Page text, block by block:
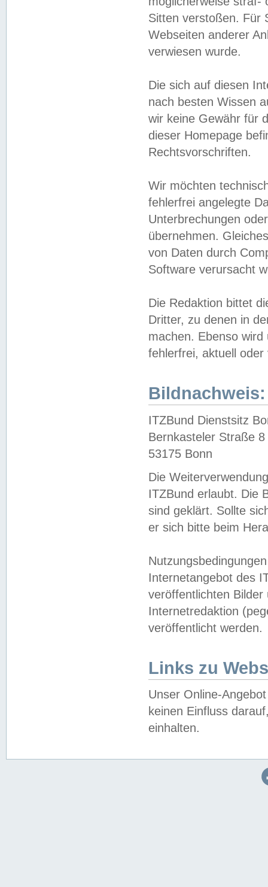
Sitten verstoßen. Für
Webseiten anderer
verwiesen wurde.
Die sich auf diesen
nach besten Wissen
wir keine Gewähr für
dieser Homepage
Rechtsvorschriften.
Wir möchten
fehlerfrei angelegte
Unterbrechungen
übernehmen.
von Daten durch
Software verursacht
Die Redaktion bittet
Dritter, zu denen in
machen. Ebenso
fehlerfrei, aktuell oder
Bildnachweis:
ITZBund Dienstsitz
Bernkasteler Straße 8
53175 Bonn
Die
ITZBund erlaubt. Die
sind geklärt. Sollte
er sich bitte beim
Internetangebot des
veröffentlichten
Internetredaktion
veröffentlicht werden.
Links zu
Unser Online-
keinen Einfluss
einhalten.